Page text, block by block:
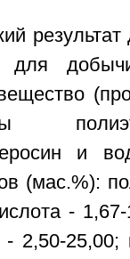
результат
для
и
(мас.%):
-
2,50-25,00;